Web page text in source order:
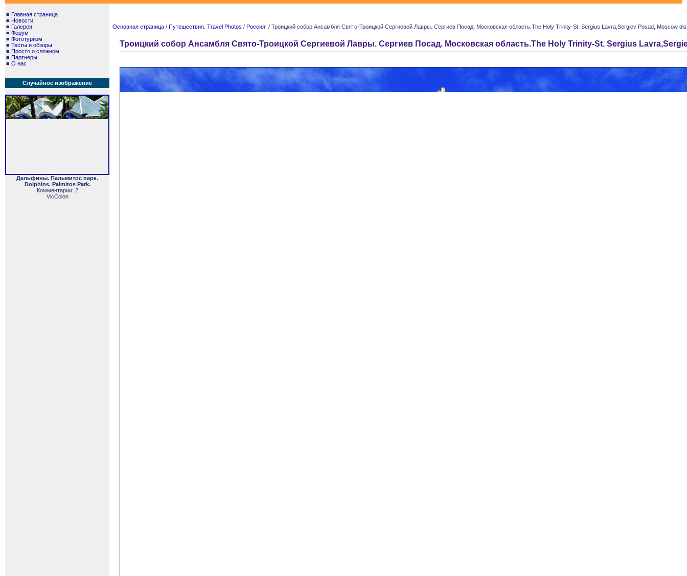
■ Главная страница
■ Новости
■ Галерея
■ Форум
■ Фототуризм
■ Тесты и обзоры
■ Просто о сложном
■ Партнеры
■ О нас
Случайное изображение
Дельфины. Пальмитос парк.
Dolphins. Palmitos Park.
Комментарии: 2
VicColon
Основная страница / Путешествия. Travel Photos / Россия. / Троицкий собор Ансамбля Свято-Троицкой Сергиевой Лавры. Сергиев Посад. Московская область.The Holy Trinity-St. Sergius Lavra,Sergiev Posad, Moscow
Троицкий собор Ансамбля Свято-Троицкой Сергиевой Лавры. Сергиев Посад. Московская область.The Holy Trinity-St. Sergius